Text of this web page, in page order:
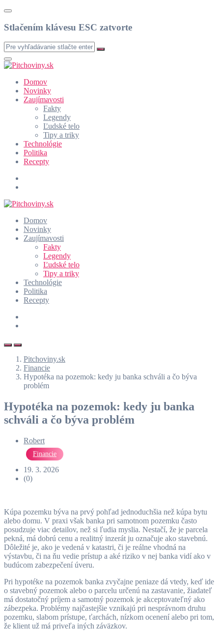
Stlačením klávesu ESC zatvorte
Domov
Novinky
Zaujímavosti
Fakty
Legendy
Ľudské telo
Tipy a triky
Technológie
Politika
Recepty
Domov
Novinky
Zaujímavosti
Fakty
Legendy
Ľudské telo
Tipy a triky
Technológie
Politika
Recepty
Pitchoviny.sk
Financie
Hypotéka na pozemok: kedy ju banka schváli a čo býva
problém
Hypotéka na pozemok: kedy ju banka
schváli a čo býva problém
Robert
Financie
19. 3. 2026
(0)
Kúpa pozemku býva na prvý pohľad jednoduchšia než kúpa bytu
alebo domu. V praxi však banka pri samotnom pozemku často
posudzuje viac detailov, než si ľudia myslia. Nestačí, že je parcela
pekná, má dobrú cenu a realitný inzerát ju označuje ako stavebnú.
Dôležité je, ako je vedená v katastri, či je reálne vhodná na
výstavbu, či na ňu vedie prístup a aké riziko v nej banka vidí ako v
budúcom zabezpečení úveru.
Pri hypotéke na pozemok banka zvyčajne peniaze dá vtedy, keď ide
o stavebný pozemok alebo o parcelu určenú na zastavanie, žiadateľ
má dostatočný príjem a samotný pozemok je akceptovateľný ako
zábezpeka. Problémy najčastejšie vznikajú pri nesprávnom druhu
pozemku, slabom prístupe, ťarchách, nízkom ocenení alebo pri tom,
že klient už má priveľa iných záväzkov.